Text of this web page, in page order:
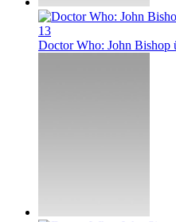
Doctor Who: John Bishop